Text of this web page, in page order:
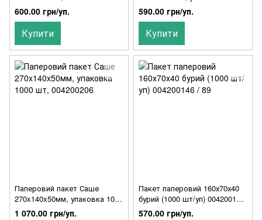
упаковке
600.00 грн/уп.
Купити
шт 004200307
590.00 грн/уп.
Купити
Паперовий пакет Саше
270x140x50мм, упаковка 1000
шт, 004200206
1 070.00 грн/уп.
Пакет паперовий 160х70х40
бурий (1000 шт/уп) 004200146
/ 89
570.00 грн/уп.